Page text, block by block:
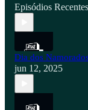
Episódios Recentes
Dia dos
jun 12, 2025